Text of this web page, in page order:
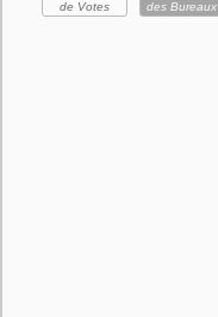
de Votes
des Bureaux